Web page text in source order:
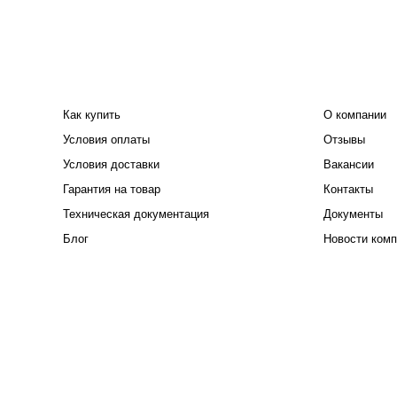
Как купить
Условия оплаты
Условия доставки
Гарантия на товар
Техническая документация
Блог
О компании
Отзывы
Вакансии
Контакты
Документы
Новости